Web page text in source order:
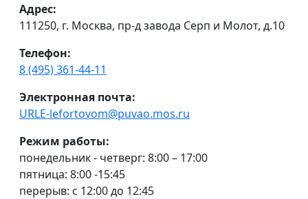
Адрес:
111250, г. Москва, пр-д завода Серп и Молот, д.10
Телефон:
8 (495) 361-44-11
Электронная почта:
URLE-lefortovom@puvao.mos.ru
Режим работы:
понедельник - четверг: 8:00 – 17:00
пятница: 8:00 -15:45
перерыв: с 12:00 до 12:45